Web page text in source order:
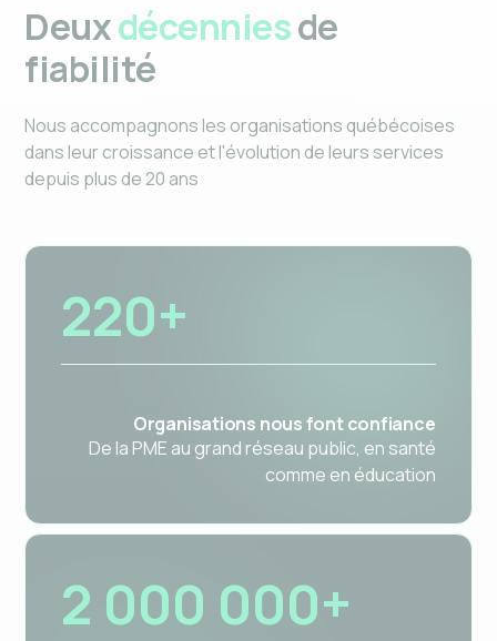
Deuxdécenniesde
fiabilité
Nous accompagnons les organisations québécoises
dans leur croissance et l'évolution de leurs services
depuis plus de 20 ans
220+
Organisations nous font confiance
De la PME au grand réseau public, en santé
comme en éducation
2 000 000+